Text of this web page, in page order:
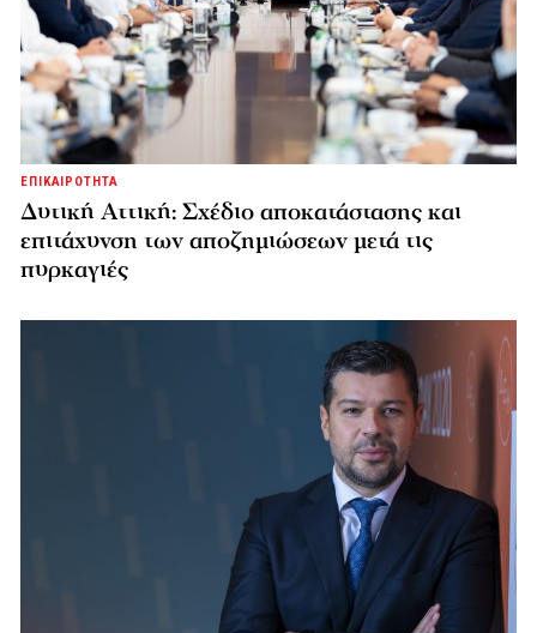
ΕΠΙΚΑΙΡΟΤΗΤΑ
Δυτική Αττική: Σχέδιο αποκατάστασης και
επιτάχυνση των αποζημιώσεων μετά τις
πυρκαγιές